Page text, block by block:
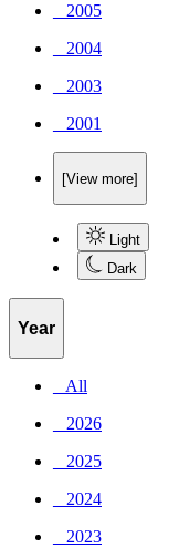
_ 2005
_ 2004
_ 2003
_ 2001
[View more]
Light
Dark
Year
_ All
_ 2026
_ 2025
_ 2024
_ 2023